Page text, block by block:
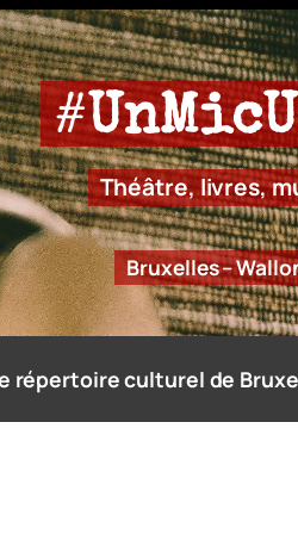
#
Théâtre, livres,
Bruxelles –
répertoire culturel de